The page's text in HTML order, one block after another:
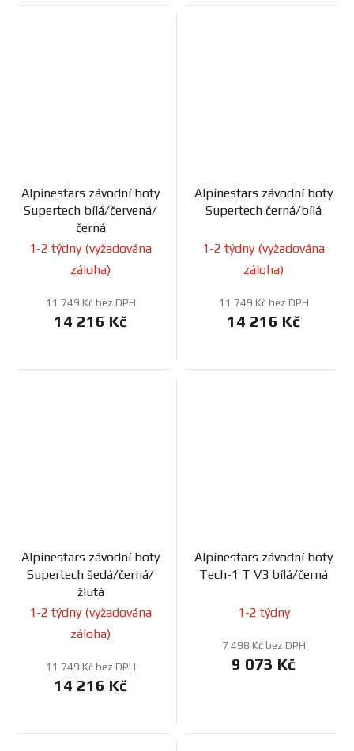
Alpinestars závodní boty
Supertech bílá/červená/
černá
1-2 týdny (vyžadována
záloha)
11 749 Kč bez DPH
14 216 Kč
Alpinestars závodní boty
Supertech černá/bílá
1-2 týdny (vyžadována
záloha)
11 749 Kč bez DPH
14 216 Kč
Alpinestars závodní boty
Supertech šedá/černá/
žlutá
1-2 týdny (vyžadována
záloha)
11 749 Kč bez DPH
14 216 Kč
Alpinestars závodní boty
Tech-1 T V3 bílá/černá
1-2 týdny
7 498 Kč bez DPH
9 073 Kč